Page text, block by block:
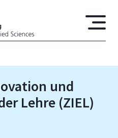
und
Lehre (ZIEL)